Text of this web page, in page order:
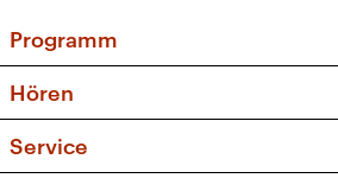
Programm
Sendungen und Podcasts
Musikliste
Hören
Frequenzen (UKW + DAB+)
Service